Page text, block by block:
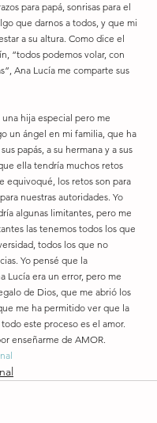
para papá, sonrisas para el
que darnos a todos, y que mi
a su altura. Como dice el
“todos podemos volar, con
Ana Lucía me comparte sus
hija especial pero me
un ángel en mi familia, que ha
papás, a su hermana y a sus
ella tendría muchos retos
equivoqué, los retos son para
nuestras autoridades. Yo
algunas limitantes, pero me
las tenemos todos los que
todos los que no
Yo pensé que la
Lucía era un error, pero me
de Dios, que me abrió los
me ha permitido ver que la
este proceso es el amor.
enseñarme de AMOR.